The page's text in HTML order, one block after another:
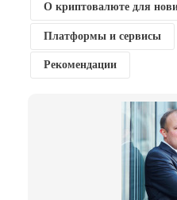
О криптовалюте для
Платформы и сервисы
Рекомендации